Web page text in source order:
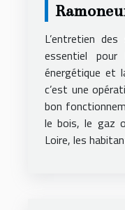
Maine-
L’entretien
essentiel
énergétique et
c’est une
bon
le bois, le gaz
Loire, les